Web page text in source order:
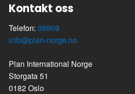
Kontakt oss
Telefon: 09909
info@plan-norge.no
Plan International Norge
Storgata 51
0182 Oslo